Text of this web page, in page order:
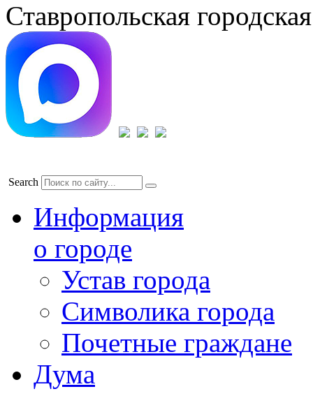
Ставропольская
Search
Информация
о городе
Устав города
Символика города
Почетные граждане
Дума